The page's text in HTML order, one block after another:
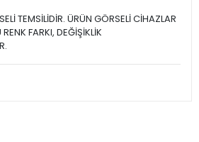
TEMSİLİDİR. ÜRÜN GÖRSELİ CİHAZLAR
FARKI, DEĞİŞİKLİK